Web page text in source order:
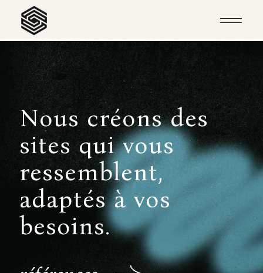
Nous créons des
sites qui vous
ressemblent,
adaptés à vos
besoins.